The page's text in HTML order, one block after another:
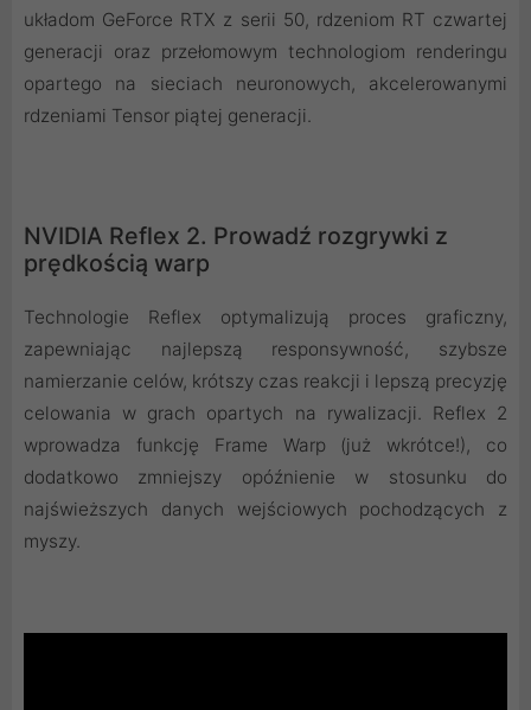
układom GeForce RTX z serii 50, rdzeniom RT czwartej
generacji oraz przełomowym technologiom renderingu
opartego na sieciach neuronowych, akcelerowanymi
rdzeniami Tensor piątej generacji.
NVIDIA Reflex 2. Prowadź rozgrywki z
prędkością warp
Technologie Reflex optymalizują proces graficzny,
zapewniając najlepszą responsywność, szybsze
namierzanie celów, krótszy czas reakcji i lepszą precyzję
celowania w grach opartych na rywalizacji. Reflex 2
wprowadza funkcję Frame Warp (już wkrótce!), co
dodatkowo zmniejszy opóźnienie w stosunku do
najświeższych danych wejściowych pochodzących z
myszy.